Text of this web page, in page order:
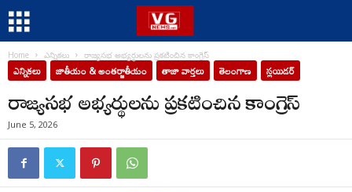
Home ఎన్నికలు రాజ్యసభ అభ్యర్థులను ప్రకటించిన కాంగ్రెస్
ఎన్నికలు జాతీయం & అంతర్జాతీయం తాజా వార్తలు తెలంగాణ స్లయిడర్
రాజ్యసభ అభ్యర్థులను ప్రకటించిన కాంగ్రెస్
June 5, 2026